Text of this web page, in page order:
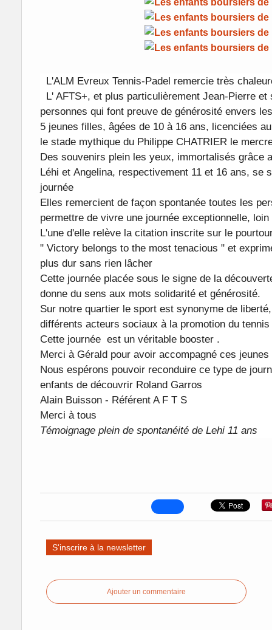
L'ALM Evreux Tennis-Padel remercie très
L' AFTS+, et plus particulièrement Jean-Pierre
personnes qui font preuve de générosité envers
5 jeunes filles, âgées de 10 à 16 ans, licenciées
le stade mythique du Philippe CHATRIER le
Des souvenirs plein les yeux, immortalisés
Léhi et Angelina, respectivement 11 et 16 ans,
journée
Elles remercient de façon spontanée toutes les
permettre de vivre une journée exceptionnelle,
L'une d'elle relève la citation inscrite sur le
" Victory belongs to the most tenacious " et
plus dur sans rien lâcher
Cette journée placée sous le signe de la
donne du sens aux mots solidarité et générosité.
Sur notre quartier le sport est synonyme de
différents acteurs sociaux à la promotion du tennis
Cette journée est un véritable booster .
Merci à Gérald pour avoir accompagné ces
Nous espérons pouvoir reconduire ce type de
enfants de découvrir Roland Garros
Alain Buisson - Référent A F T S
Merci à tous
Témoignage plein de spontanéité de Lehi 11 ans
S'inscrire à la newsletter
Ajouter un commentaire